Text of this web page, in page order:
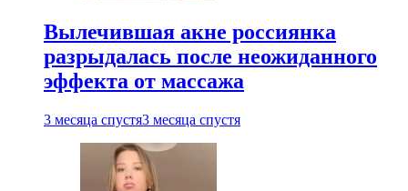
Вылечившая акне россиянка
разрыдалась после неожиданного
эффекта от массажа
3 месяца спустя3 месяца спустя